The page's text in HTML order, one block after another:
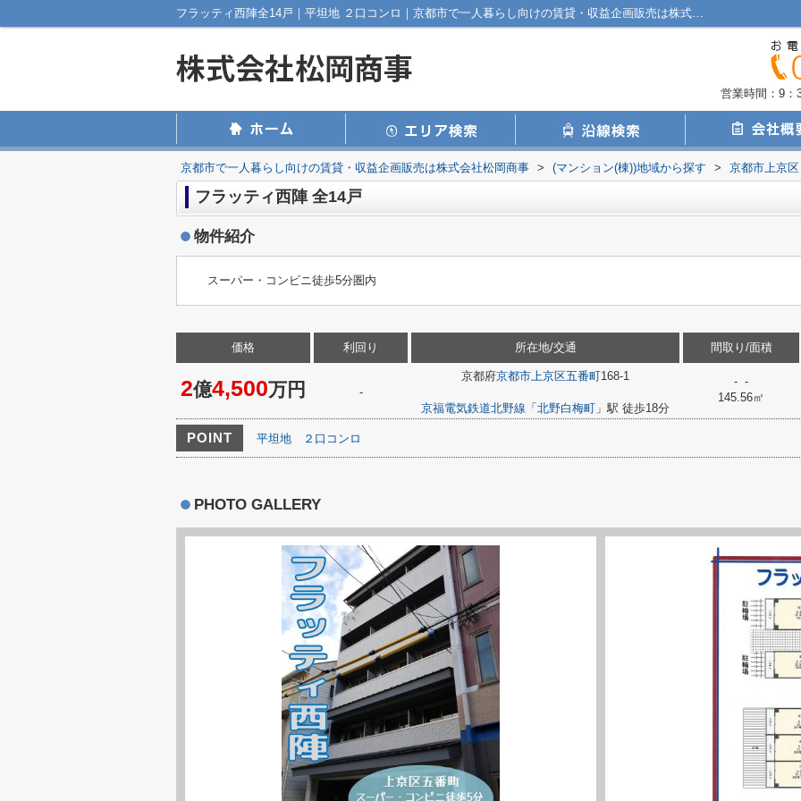
フラッティ西陣全14戸｜平坦地 ２口コンロ｜京都市で一人暮らし向けの賃貸・収益企画販売は株式会社松岡商事
営業時間：9：
京都市で一人暮らし向けの賃貸・収益企画販売は株式会社松岡商事 > (マンション(棟))地域から探す > 京都市上京区
フラッティ西陣 全14戸
物件紹介
スーパー・コンビニ徒歩5分圏内
価格
2億4,500万円
利回り
-
所在地/交通
京都府京都市上京区五番町168-1
京福電気鉄道北野線 「 北野白梅町 」駅 徒歩18分
間取り/面積
- -
145.56㎡
POINT 平坦地 ２口コンロ
PHOTO GALLERY